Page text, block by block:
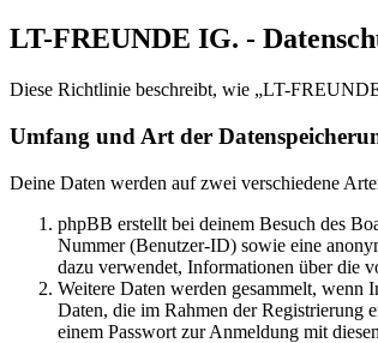
LT-FREUNDE IG. -
Diese Richtlinie beschreibt, wie „LT-
Umfang und Art der
Deine Daten werden auf zwei verschiedene
phpBB erstellt bei deinem Besuch des
Nummer (Benutzer-ID) sowie eine
dazu verwendet, Informationen über die
Weitere Daten werden gesammelt,
Daten, die im Rahmen der Registrierung
einem Passwort zur Anmeldung mit